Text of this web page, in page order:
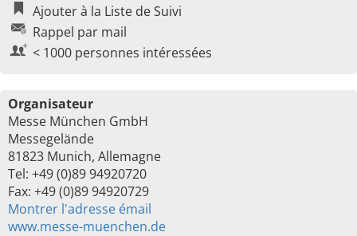
Ajouter à la Liste de Suivi
Rappel par mail
< 1000 personnes intéressées
Organisateur
Messe München GmbH
Messegelände
81823 Munich, Allemagne
Tel: +49 (0)89 94920720
Fax: +49 (0)89 94920729
Montrer l'adresse émail
www.messe-muenchen.de